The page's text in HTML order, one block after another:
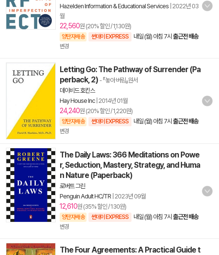
Hazelden Information & Educational Services 2022년 03
월
22,560원 (20% 할인 / 1,130원)
양탄자배송 썬데이 EXPRESS 내일 (월) 아침 7시 출근전 배송
변경
Letting Go: The Pathway of Surrender (Pa
perback, 2) - 『놓아 버림』원서
데이비드 호킨스
Hay House Inc| 2014년 01월
24,240원 (20% 할인 / 1,220원)
양탄자배송 썬데이 EXPRESS 내일 (월) 아침 7시 출근전 배송
변경
The Daily Laws: 366 Meditations on Powe
r, Seduction, Mastery, Strategy, and Huma
n Nature (Paperback)
로버트 그린
Penguin Adult HC/TR 2023년 09월
12,610원 (35% 할인 / 130원)
양탄자배송 썬데이 EXPRESS 내일 (월) 아침 7시 출근전 배송
변경
The Four Agreements: A Practical Guide t